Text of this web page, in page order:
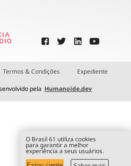
Termos & Condições Expediente
pela Humanoide.dev
O Brasil 61 utiliza cookies
para garantir a melhor
experiência a seus usuários.